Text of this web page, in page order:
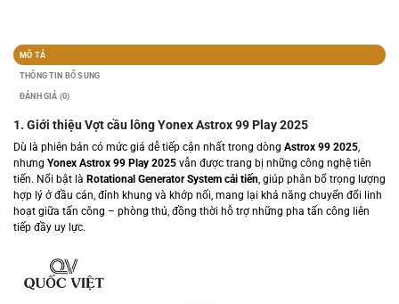
MÔ TẢ
THÔNG TIN BỔ SUNG
ĐÁNH GIÁ (0)
1. Giới thiệu Vợt cầu lông Yonex Astrox 99 Play 2025
Dù là phiên bản có mức giá dễ tiếp cận nhất trong dòng Astrox 99 2025,
nhưng Yonex Astrox 99 Play 2025 vẫn được trang bị những công nghệ tiên
tiến. Nổi bật là Rotational Generator System cải tiến, giúp phân bổ trọng lượng
hợp lý ở đầu cán, đỉnh khung và khớp nối, mang lại khả năng chuyển đổi linh
hoạt giữa tấn công – phòng thủ, đồng thời hỗ trợ những pha tấn công liên
tiếp đầy uy lực.